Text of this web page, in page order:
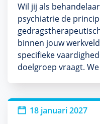
Wil jij als
psychiatrie de
binnen jouw
specifieke
doelgroep vraagt.
18 januari 2027